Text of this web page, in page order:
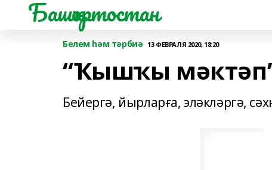
Башҡортостан
Белем һәм тәрбиә 13 ФЕВРАЛЯ 2020, 18:20
“Ҡышҡы
Бейергә, йырларға, эләкләргә,